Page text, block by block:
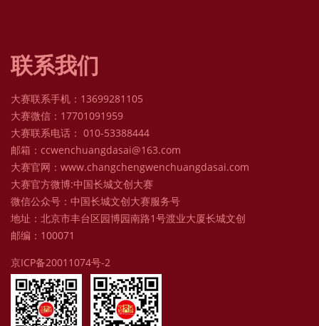
联系我们
大赛联系手机：13699281105
大赛微信：17701091959
大赛联系电话： 010-53388444
邮箱：ccwenchuangdasai@163.com
大赛官网：www.changchengwenchuangdasai.com
大赛官方微博:中国长城文创大赛
微信公众号：中国长城文创大赛服务号
地址：北京市丰台区园博园南路1号渡业大厦长城文创
邮编：100071
京ICP备20011074号-2